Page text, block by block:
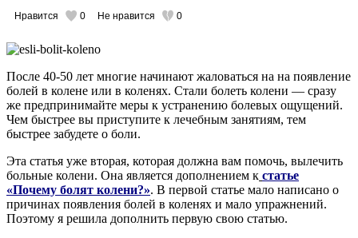
Нравится 0 Не нравится 0
После 40-50 лет многие начинают жаловаться на на появление
болей в колене или в коленях. Стали болеть колени — сразу
же предпринимайте меры к устранению болевых ощущений.
Чем быстрее вы приступите к лечебным занятиям, тем
быстрее забудете о боли.
Эта статья уже вторая, которая должна вам помочь, вылечить
больные колени. Она является дополнением к статье
«Почему болят колени?». В первой статье мало написано о
причинах появления болей в коленях и мало упражнений.
Поэтому я решила дополнить первую свою статью.